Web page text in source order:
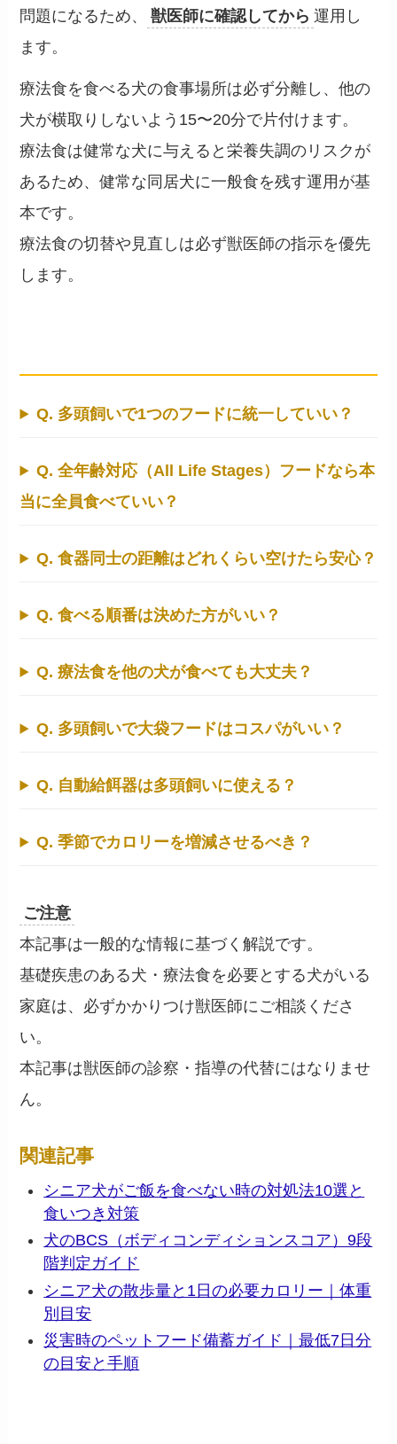
問題になるため、 獣医師に確認してから 運用し
ます。
療法食を食べる犬の食事場所は必ず分離し、他の
犬が横取りしないよう15〜20分で片付けます。
療法食は健常な犬に与えると栄養失調のリスクが
あるため、健常な同居犬に一般食を残す運用が基
本です。
療法食の切替や見直しは必ず獣医師の指示を優先
します。
Q. 多頭飼いで1つのフードに統一していい？
Q. 全年齢対応（All Life Stages）フードなら本
当に全員食べていい？
Q. 食器同士の距離はどれくらい空けたら安心？
Q. 食べる順番は決めた方がいい？
Q. 療法食を他の犬が食べても大丈夫？
Q. 多頭飼いで大袋フードはコスパがいい？
Q. 自動給餌器は多頭飼いに使える？
Q. 季節でカロリーを増減させるべき？
ご注意
本記事は一般的な情報に基づく解説です。
基礎疾患のある犬・療法食を必要とする犬がいる
家庭は、必ずかかりつけ獣医師にご相談くださ
い。
本記事は獣医師の診察・指導の代替にはなりませ
ん。
関連記事
シニア犬がご飯を食べない時の対処法10選と
食いつき対策
犬のBCS（ボディコンディションスコア）9段
階判定ガイド
シニア犬の散歩量と1日の必要カロリー｜体重
別目安
災害時のペットフード備蓄ガイド｜最低7日分
の目安と手順